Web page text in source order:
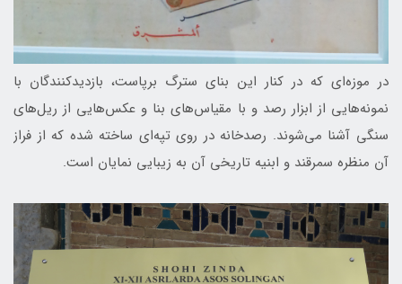
در موزه‌ای که در کنار این بنای سترگ برپاست، بازدیدکنندگان با
نمونه‌هایی از ابزار رصد و با مقیاس‌های بنا و عکس‌هایی از ریل‌های
سنگی آشنا می‌شوند. رصدخانه در روی تپه‌ای ساخته شده که از فراز
آن منظره سمرقند و ابنیه تاریخی آن به زیبایی نمایان است.